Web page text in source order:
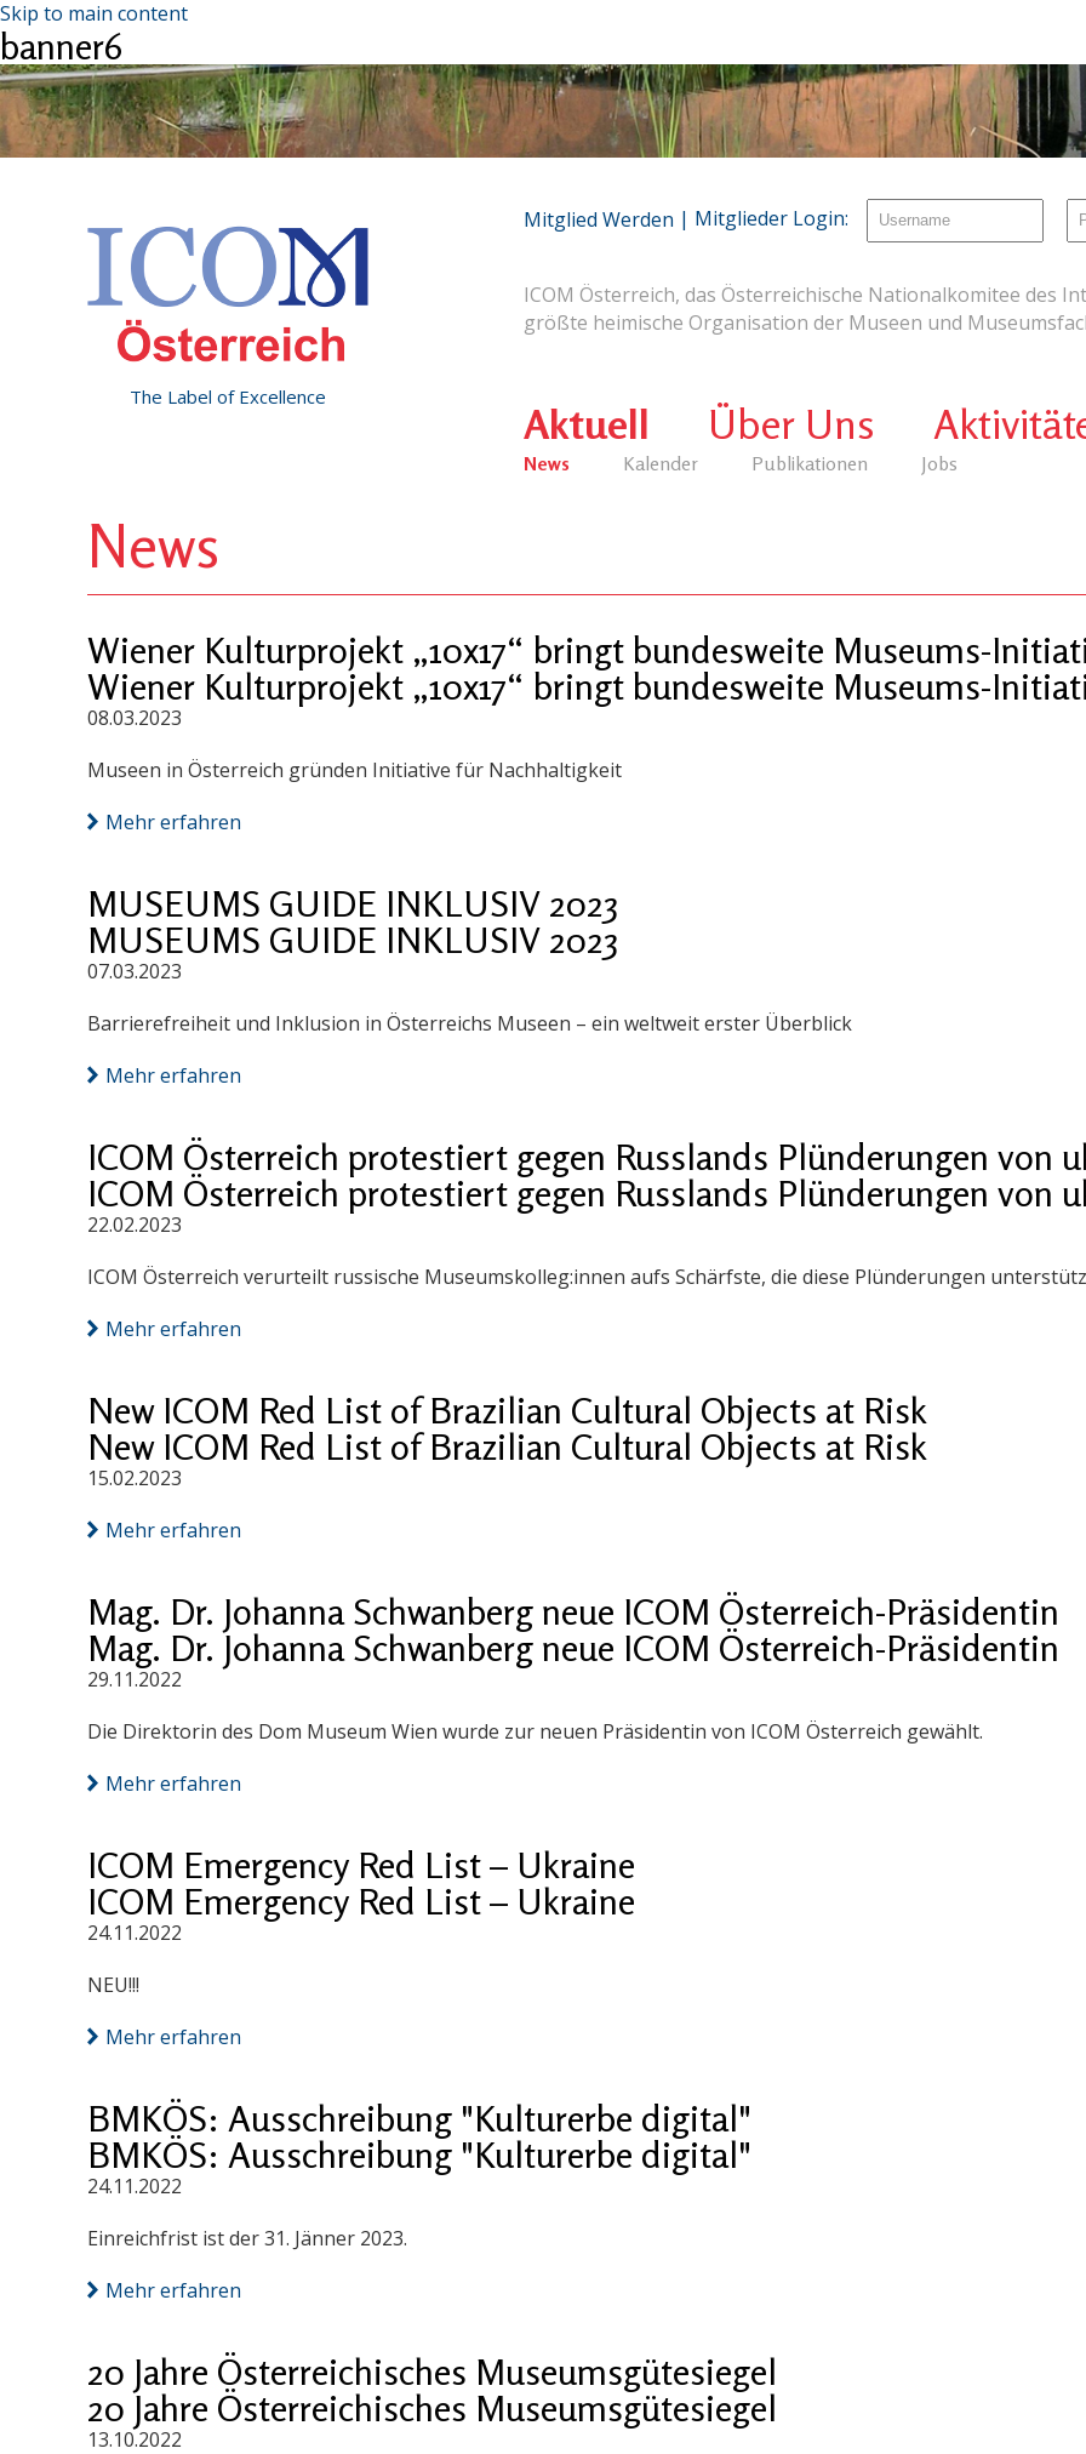
Skip to main content
banner6
The Label of Excellence
ICOM Österreich, das Österreichische Nationalkomitee des
größte heimische Organisation der Museen und
Aktuell
News Kalender Publikationen Jobs
Über Uns
Mitglied Werden | Mitglieder Login:
News
Wiener Kulturprojekt „10x17“ bringt bundesweite Museums-
Wiener Kulturprojekt „10x17“ bringt bundesweite Museums-
08.03.2023
Museen in Österreich gründen Initiative für Nachhaltigkeit
Mehr erfahren
MUSEUMS GUIDE INKLUSIV 2023
MUSEUMS GUIDE INKLUSIV 2023
07.03.2023
Barrierefreiheit und Inklusion in Österreichs Museen – ein weltweit erster Überblick
Mehr erfahren
ICOM Österreich protestiert gegen Russlands Plünderungen von
ICOM Österreich protestiert gegen Russlands Plünderungen von
22.02.2023
ICOM Österreich verurteilt russische Museumskolleg:innen aufs Schärfste, die diese Plünderungen
Mehr erfahren
New ICOM Red List of Brazilian Cultural Objects at Risk
New ICOM Red List of Brazilian Cultural Objects at Risk
15.02.2023
Mehr erfahren
Mag. Dr. Johanna Schwanberg neue ICOM Österreich-Präsidentin
Mag. Dr. Johanna Schwanberg neue ICOM Österreich-Präsidentin
29.11.2022
Die Direktorin des Dom Museum Wien wurde zur neuen Präsidentin von ICOM Österreich gewählt.
Mehr erfahren
ICOM Emergency Red List – Ukraine
ICOM Emergency Red List – Ukraine
24.11.2022
NEU!!!
Mehr erfahren
BMKÖS: Ausschreibung "Kulturerbe digital"
BMKÖS: Ausschreibung "Kulturerbe digital"
24.11.2022
Einreichfrist ist der 31. Jänner 2023.
Mehr erfahren
20 Jahre Österreichisches Museumsgütesiegel
20 Jahre Österreichisches Museumsgütesiegel
13.10.2022